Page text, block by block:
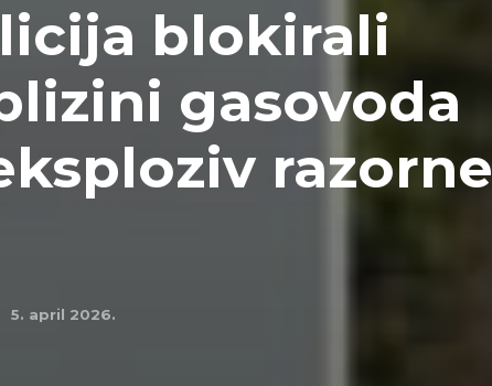
blokirali
gasovoda
razorne
5. april 2026.